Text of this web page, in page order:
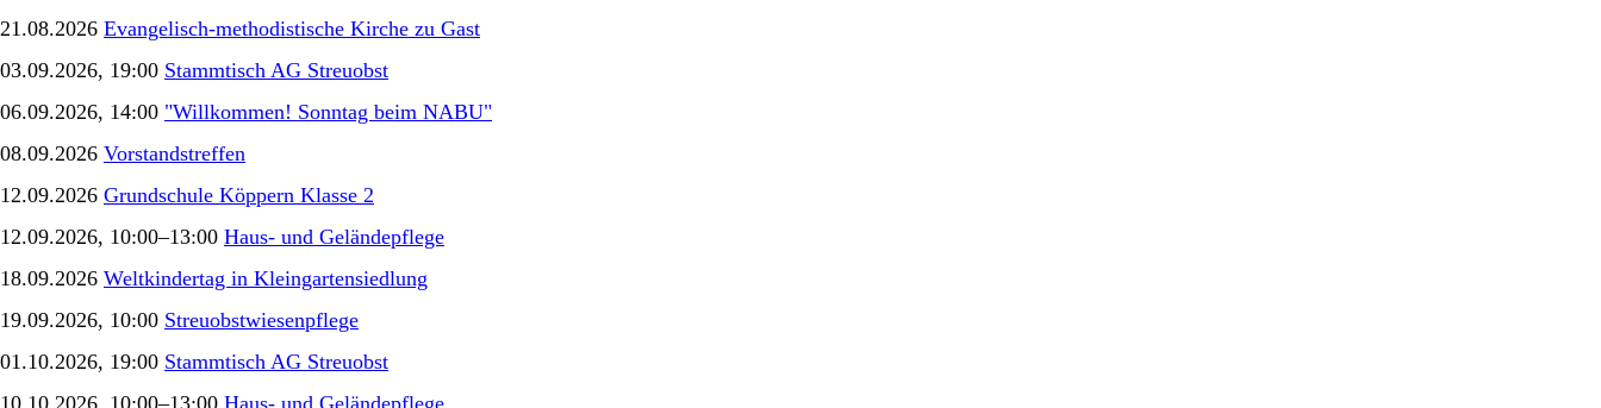
21.08.2026 Evangelisch-methodistische Kirche zu Gast
03.09.2026, 19:00 Stammtisch AG Streuobst
06.09.2026, 14:00 "Willkommen! Sonntag beim NABU"
08.09.2026 Vorstandstreffen
12.09.2026 Grundschule Köppern Klasse 2
12.09.2026, 10:00–13:00 Haus- und Geländepflege
18.09.2026 Weltkindertag in Kleingartensiedlung
19.09.2026, 10:00 Streuobstwiesenpflege
01.10.2026, 19:00 Stammtisch AG Streuobst
10.10.2026, 10:00–13:00 Haus- und Geländepflege